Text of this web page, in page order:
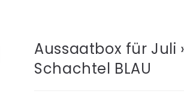
Aussaatbox für Juli
Schachtel BLAU